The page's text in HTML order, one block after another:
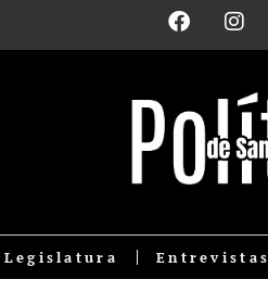
Legislatura Entrevistas